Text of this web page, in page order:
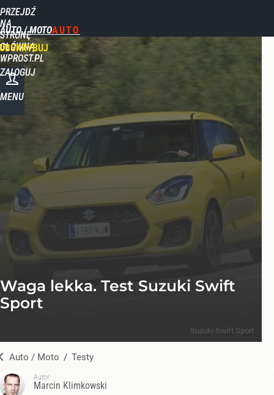
PRZEJDŹ
NA
STRONĘ
GŁÓWNĄ
WPROST.PL
AUTO / MOTO
ZALOGUJ
MENU
Waga lekka. Test Suzuki Swift
Sport
Suzuki Swift Sport
Auto / Moto / Testy
Autor:
Marcin Klimkowski